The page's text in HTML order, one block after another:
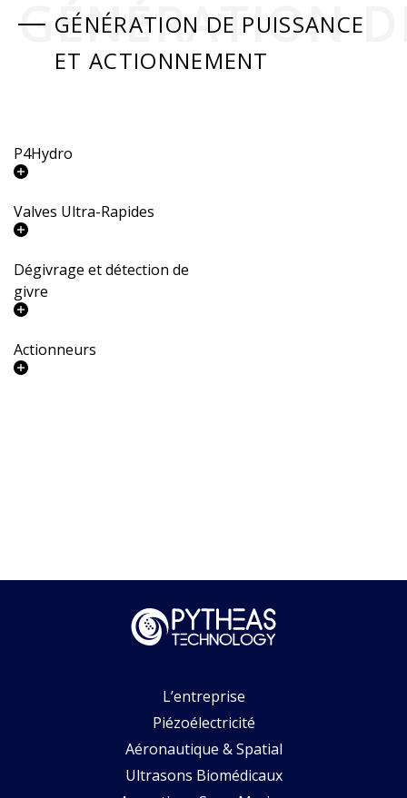
GÉNÉRATION DE PUISSANCE
ET ACTIONNEMENT
GÉNÉRATION
P4Hydro
Valves Ultra-Rapides
Dégivrage et détection de
givre​
Actionneurs
L’entreprise
Piézoélectricité
Aéronautique & Spatial
Ultrasons Biomédicaux